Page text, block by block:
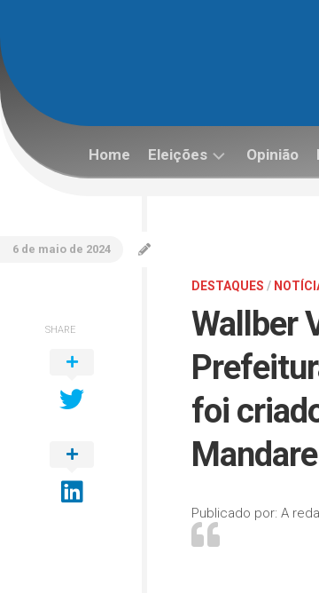
content
Home Eleições Opinião
DESTAQUES /
Wallber
foi
Mandare
Publicado por: A
6 de maio de 2024
SHARE